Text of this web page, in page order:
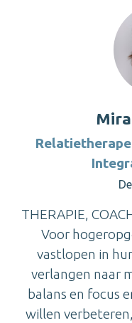
THERAPIE,
Voor
vastlopen in
verlangen naar
balans en focus
willen